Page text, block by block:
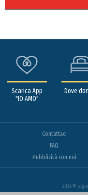
Scarica App
"IO AMO"
Dove
Contattaci
FAQ
Pubblicità con noi
2026 ©